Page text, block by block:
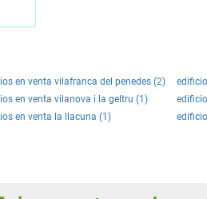
en venta vilafranca del penedes (2)
en venta vilanova i la geltru (1)
en venta la llacuna (1)